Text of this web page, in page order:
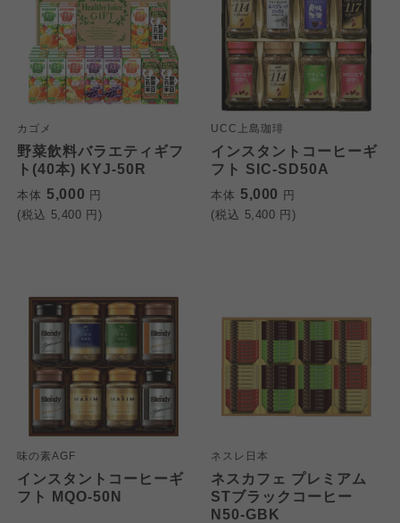
カゴメ
野菜飲料バラエティギフ
ト(40本) KYJ-50R
本体 5,000 円
(税込 5,400 円)
UCC上島珈琲
インスタントコーヒーギ
フト SIC-SD50A
本体 5,000 円
(税込 5,400 円)
味の素AGF
インスタントコーヒーギ
フト MQO-50N
ネスレ日本
ネスカフェ プレミアム
STブラックコーヒー
N50-GBK